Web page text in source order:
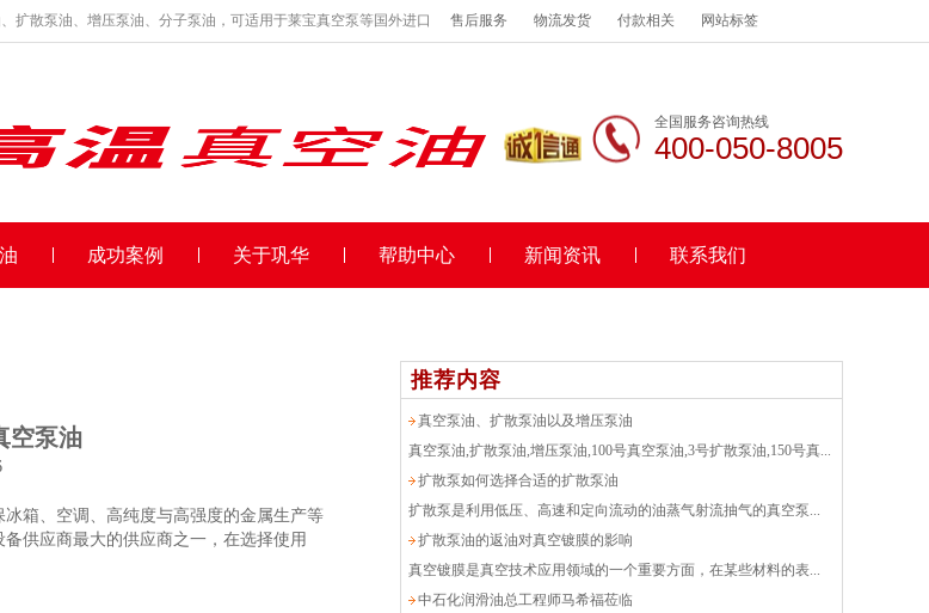
扩散泵油、增压泵油、分子泵油，可适用于莱宝真空泵等国外进口 售后服务 物流发货 付款相关 网站标签
全国服务咨询热线
400-050-8005
成功案例 关于巩华 帮助中心 新闻资讯 联系我们
空泵油
箱、空调、高纯度与高强度的金属生产等
供应商最大的供应商之一，在选择使用
推荐内容
真空泵油、扩散泵油以及增压泵油
真空泵油,扩散泵油,增压泵油,100号真空泵油,3号扩散泵油,150号真...
扩散泵如何选择合适的扩散泵油
扩散泵是利用低压、高速和定向流动的油蒸气射流抽气的真空泵...
扩散泵油的返油对真空镀膜的影响
真空镀膜是真空技术应用领域的一个重要方面，在某些材料的表...
中石化润滑油总工程师马希福莅临